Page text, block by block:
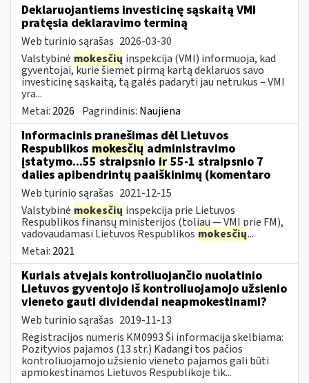
Deklaruojantiems investicinę sąskaitą VMI
pratęsia deklaravimo terminą
Web turinio sąrašas 2026-03-30
Valstybinė mokesčių inspekcija (VMI) informuoja, kad
gyventojai, kurie šiemet pirmą kartą deklaruos savo
investicinę sąskaitą, tą galės padaryti jau netrukus – VMI
yra...
Metai: 2026 Pagrindinis: Naujiena
Informacinis pranešimas dėl Lietuvos
Respublikos mokesčių administravimo
įstatymo...55 straipsnio ir 55-1 straipsnio 7
dalies apibendrintų paaiškinimų (komentaro
Web turinio sąrašas 2021-12-15
Valstybinė mokesčių inspekcija prie Lietuvos
Respublikos finansų ministerijos (toliau — VMI prie FM),
vadovaudamasi Lietuvos Respublikos mokesčių...
Metai: 2021
Kuriais atvejais kontroliuojančio nuolatinio
Lietuvos gyventojo iš kontroliuojamojo užsienio
vieneto gauti dividendai neapmokestinami?
Web turinio sąrašas 2019-11-13
Registracijos numeris KM0993 Ši informacija skelbiama:
Pozityvios pajamos (13 str.) Kadangi tos pačios
kontroliuojamojo užsienio vieneto pajamos gali būti
apmokestinamos Lietuvos Respublikoje tik...